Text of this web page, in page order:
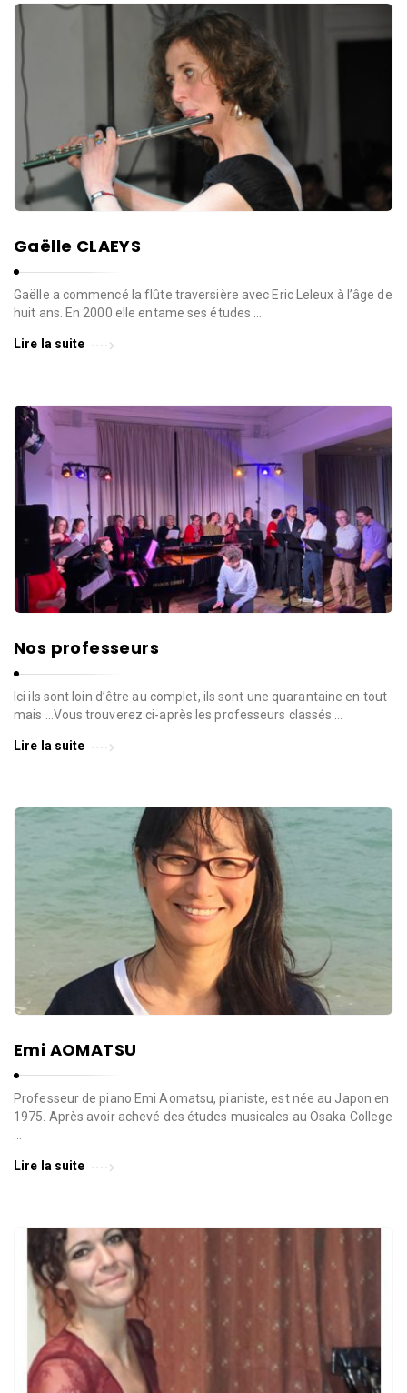
Gaëlle CLAEYS
Gaëlle a commencé la flûte traversière avec Eric Leleux à l’âge de
huit ans. En 2000 elle entame ses études …
Lire la suite
Nos professeurs
Ici ils sont loin d’être au complet, ils sont une quarantaine en tout
mais …Vous trouverez ci-après les professeurs classés …
Lire la suite
Emi AOMATSU
Professeur de piano Emi Aomatsu, pianiste, est née au Japon en
1975. Après avoir achevé des études musicales au Osaka College
Lire la suite